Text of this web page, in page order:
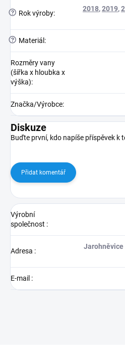
? Rok výroby:
2018,2019,
? Materiál :
Rozměry vany
(šířka x hloubka x
výška):
Značka/Výrobce:
Diskuze
Buďte první, kdo napíše příspěvek k
Přidat komentář
Výrobní
společnost :
Adresa :
Jarohněvice
E-mail :